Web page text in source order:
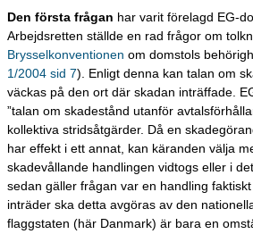
Den första frågan har varit förelagd EG-
Arbejdsretten ställde en rad frågor om
Brysselkonventionen om domstols
1/2004 sid 7). Enligt denna kan talan om
väckas på den ort där skadan inträffade.
”talan om skadestånd utanför
kollektiva stridsåtgärder. Då en
har effekt i ett annat, kan käranden välja
skadevållande handlingen vidtogs eller i
sedan gäller frågan var en handling
inträder ska detta avgöras av den
flaggstaten (här Danmark) är bara en